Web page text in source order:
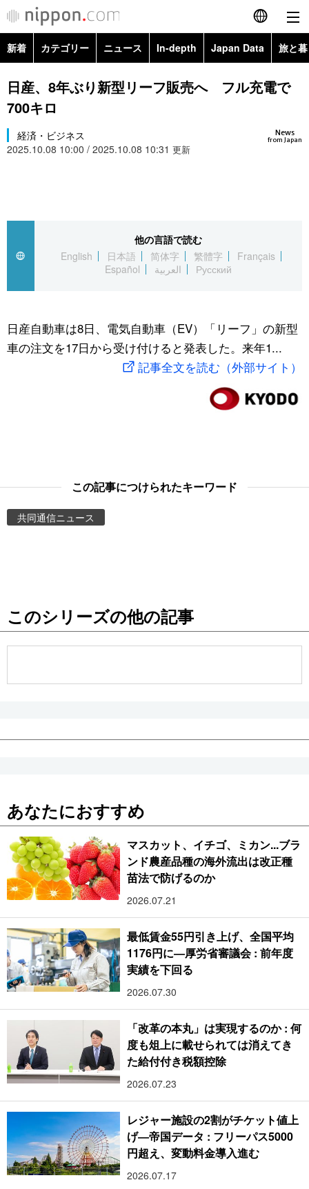
English
简体字
Русский
カテゴリー
国際
社会
文化
アーカイブ
Japan Data
旅と暮らし
動画/Live
Images
People
公式SNS
新着 カテゴリー ニュース In-depth Japan Data 旅と
政治・外交
経済・ビジネス
国際・海外
文化
科学・技術
暮らし
スポーツ・東京2020
Topics
日産、8年ぶり新型リーフ販売へ フル充電で
700キロ
News
from Japan
経済・ビジネス
2025.10.08 10:00 / 2025.10.08 10:31 更新
他の言語で読む
English
日本語 简体字 繁體字
Français
Español
العربية Русский
日産自動車は8日、電気自動車（EV）「リーフ」の新型
車の注文を17日から受け付けると発表した。来年1...
記事全文を読む（外部サイト）
この記事につけられたキーワード
共同通信ニュース
このシリーズの他の記事
あなたにおすすめ
マスカット、イチゴ、ミカン...ブラ
ンド農産品種の海外流出は改正種
苗法で防げるのか
2026.07.21
最低賃金55円引き上げ、全国平均
1176円に―厚労省審議会 : 前年度
実績を下回る
2026.07.30
「改革の本丸」は実現するのか : 何
度も俎上に載せられては消えてき
た給付付き税額控除
2026.07.23
レジャー施設の2割がチケット値上
げ―帝国データ : フリーパス5000
円超え、変動料金導入進む
2026.07.17